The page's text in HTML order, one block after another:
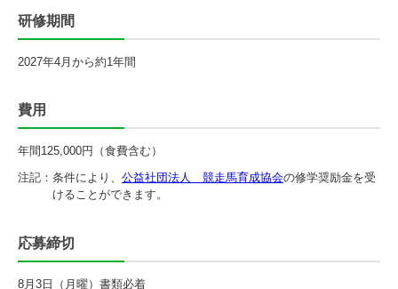
研修期間
2027年4月から約1年間
費用
年間125,000円（食費含む）
注記： 条件により、 公益社団法人 競走馬育成協会の修学奨励金を受
けることができます。
応募締切
8月3日（月曜）書類必着